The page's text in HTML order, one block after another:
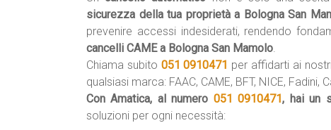
sicurezza della tua proprietà a Bologna San
prevenire accessi indesiderati, rendendo
cancelli CAME a Bologna San Mamolo.
Chiama subito 051 0910471 per affidarti ai
qualsiasi marca: FAAC, CAME, BFT, NICE, Fadini,
Con Amatica, al numero 051 0910471, hai un
soluzioni per ogni necessità: